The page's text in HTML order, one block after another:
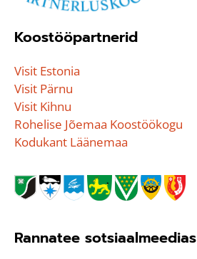
Koostööpartnerid
Visit Estonia
Visit Pärnu
Visit Kihnu
Rohelise Jõemaa Koostöökogu
Kodukant Läänemaa
Rannatee sotsiaalmeedias